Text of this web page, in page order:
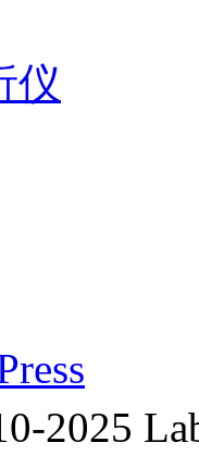
仪
2025